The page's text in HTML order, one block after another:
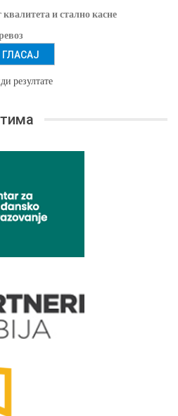
и стално касне
резултате